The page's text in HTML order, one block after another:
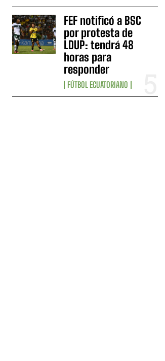
FEF notificó a BSC
por protesta de
LDUP: tendrá 48
horas para
responder
FÚTBOL ECUATORIANO